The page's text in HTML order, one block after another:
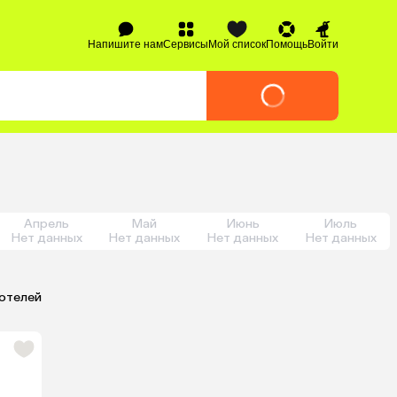
Напишите намСервисыМой списокПомощьВойти
Апрель
Нет данных
Май
Нет данных
Июнь
Нет данных
Июль
Нет данных